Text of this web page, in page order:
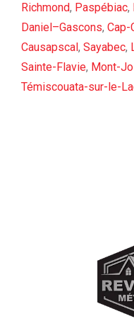
Richmond, Paspébiac,
Daniel–Gascons, Cap-
Causapscal , Sayabec,
Sainte-Flavie, Mont-
Témiscouata-sur-le-